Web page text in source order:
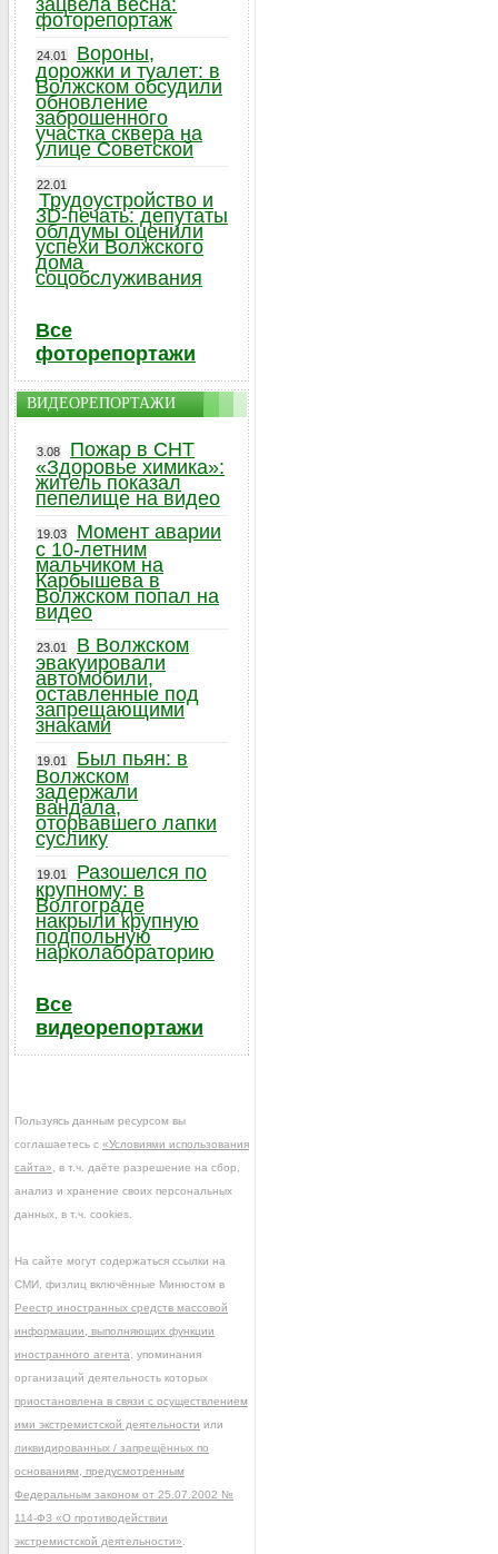
зацвела весна:
фоторепортаж
24.01
Вороны,
дорожки и туалет: в
Волжском обсудили
обновление
заброшенного
участка сквера на
улице Советской
22.01
Трудоустройство и
3D-печать: депутаты
облдумы оценили
успехи Волжского
дома
соцобслуживания
Все
фоторепортажи
ВИДЕОРЕПОРТАЖИ
3.08
Пожар в СНТ
«Здоровье химика»:
житель показал
пепелище на видео
19.03
Момент аварии
с 10-летним
мальчиком на
Карбышева в
Волжском попал на
видео
23.01
В Волжском
эвакуировали
автомобили,
оставленные под
запрещающими
знаками
19.01
Был пьян: в
Волжском
задержали
вандала,
оторвавшего лапки
суслику
19.01
Разошелся по
крупному: в
Волгограде
накрыли крупную
подпольную
нарколабораторию
Все
видеорепортажи
Пользуясь данным ресурсом вы
соглашаетесь с «Условиями использования
сайта» , в т.ч. даёте разрешение на сбор,
анализ и хранение своих персональных
данных, в т.ч. cookies.
На сайте могут содержаться ссылки на
СМИ, физлиц включённые Минюстом в
Реестр иностранных средств массовой
информации, выполняющих функции
иностранного агента , упоминания
организаций деятельность которых
приостановлена в связи с осуществлением
ими экстремистской деятельности или
ликвидированных / запрещённых по
основаниям, предусмотренным
Федеральным законом от 25.07.2002 №
114-ФЗ «О противодействии
экстремистской деятельности»